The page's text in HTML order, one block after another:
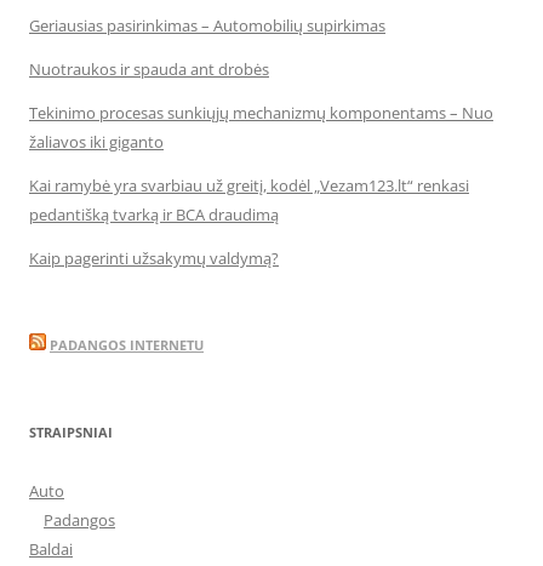
Geriausias pasirinkimas – Automobilių supirkimas
Nuotraukos ir spauda ant drobės
Tekinimo procesas sunkiųjų mechanizmų komponentams – Nuo
žaliavos iki giganto
Kai ramybė yra svarbiau už greitį, kodėl „Vezam123.lt“ renkasi
pedantišką tvarką ir BCA draudimą
Kaip pagerinti užsakymų valdymą?
PADANGOS INTERNETU
STRAIPSNIAI
Auto
Padangos
Baldai